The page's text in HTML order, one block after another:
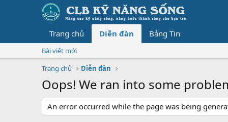
Trang chủ Diễn đàn Bảng Tin
Bài viết mới
Trang chủ
Diễn đàn
Oops! We ran into some
An error occurred while the page was being